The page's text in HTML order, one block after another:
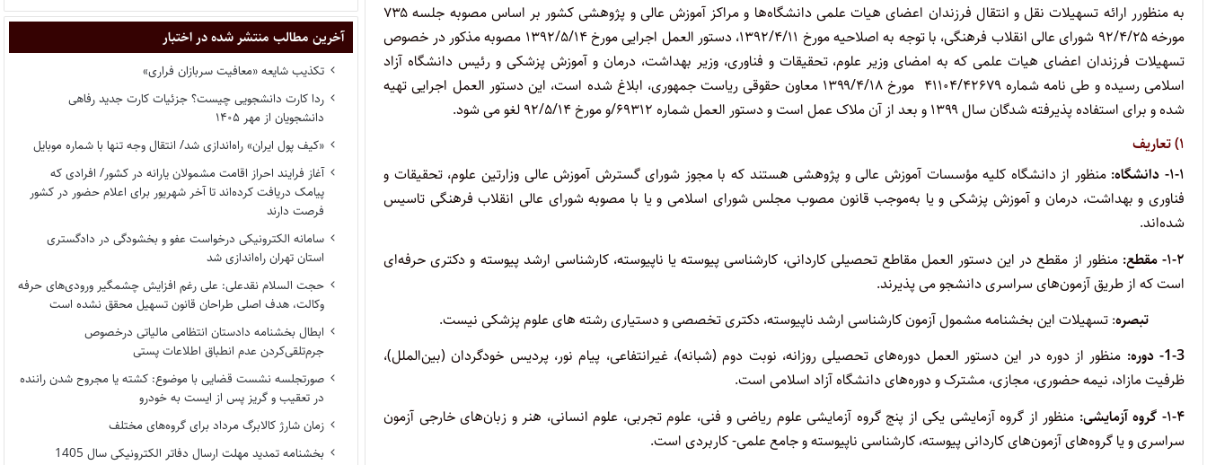
به منظورر ارائه تسهیلات نقل و انتقال فرزندان اعضای هیات علمی دانشگاه‌ها و مراکز آموزش عالی و پژوهشی کشور بر اساس مصوبه جلسه ۷۳۵
مورخه ۹۲/۴/۲۵ شورای عالی انقلاب فرهنگی، با توجه به اصلاحیه مورخ ۱۳۹۲/۴/۱۱، دستور العمل اجرایی مورخ ۱۳۹۲/۵/۱۴ مصوبه مذکور در خصوص
تسهیلات فرزندان اعضای هیات علمی که به امضای وزیر علوم، تحقیقات و فناوری، وزیر بهداشت، درمان و آموزش پزشکی و رئیس دانشگاه آزاد
اسلامی رسیده و طی نامه شماره ۴۱۱۰۴/۴۲۶۷۹ مورخ ۱۳۹۹/۴/۱۸ معاون حقوقی ریاست جمهوری، ابلاغ شده است، این دستور العمل اجرایی تهیه
شده و برای استفاده پذیرفته شدگان سال ۱۳۹۹ و بعد از آن ملاک عمل است و دستور العمل شماره ۶۹۳۱۲/و مورخ ۹۲/۵/۱۴ لغو می شود.
۱) تعاریف
۱-۱- دانشگاه:
منظور از دانشگاه کلیه مؤسسات آموزش عالی و پژوهشی هستند که با مجوز شورای گسترش آموزش عالی وزارتین علوم، تحقیقات و
فناوری و بهداشت، درمان و آموزش پزشکی و یا به‌موجب قانون مصوب مجلس شورای اسلامی و یا با مصوبه شورای عالی انقلاب فرهنگی تاسیس
شده‌اند.
۱-۲- مقطع:
منظور از مقطع در این دستور العمل مقاطع تحصیلی کاردانی، کارشناسی پیوسته یا ناپیوسته، کارشناسی ارشد پیوسته و دکتری حرفه‌ای
است که از طریق آزمون‌های سراسری دانشجو می پذیرند.
تبصره: تسهیلات این بخشنامه مشمول آزمون کارشناسی ارشد ناپیوسته، دکتری تخصصی و دستیاری رشته های علوم پزشکی نیست.
1-3- دوره: منظور از دوره در این دستور العمل دوره‌های تحصیلی روزانه، نوبت دوم (شبانه)، غیرانتفاعی، پیام نور، پردیس خودگردان (بین‌الملل)،
ظرفیت مازاد، نیمه حضوری، مجازی، مشترک و دوره‌های دانشگاه آزاد اسلامی است.
۱-۴- گروه آزمایشی:
منظور از گروه آزمایشی یکی از پنج گروه آزمایشی علوم ریاضی و فنی، علوم تجربی، علوم انسانی، هنر و زبان‌های خارجی آزمون
سراسری و یا گروه‌های آزمون‌های کاردانی پیوسته، کارشناسی ناپیوسته و جامع علمی- کاربردی است.
آخرین مطالب منتشر شده در اختبار
تکذیب شایعه «معافیت سربازان فراری»
ردا کارت دانشجویی چیست؟ جزئیات کارت جدید رفاهی
دانشجویان از مهر ۱۴۰۵
«کیف پول ایران» راه‌اندازی شد/ انتقال وجه تنها با شماره موبایل
آغاز فرایند احراز اقامت مشمولان یارانه در کشور/ افرادی که
پیامک دریافت کرده‌اند تا آخر شهریور برای اعلام حضور در کشور
فرصت دارند
سامانه الکترونیکی درخواست عفو و بخشودگی در دادگستری
استان تهران راه‌اندازی شد
حجت السلام نقدعلی: علی رغم افزایش چشمگیر ورودی‌های حرفه
وکالت، هدف اصلی طراحان قانون تسهیل محقق نشده است
ابطال بخشنامه دادستان انتظامی مالیاتی درخصوص
جرم‌تلقی‌کردن عدم انطباق اطلاعات پستی
صورتجلسه نشست قضایی با موضوع: کشته یا مجروح شدن راننده
در تعقیب و گریز پس از ایست به خودرو
زمان شارژ کالابرگ مرداد برای گروه‌های مختلف
بخشنامه تمدید مهلت ارسال دفاتر الکترونیکی سال 1405